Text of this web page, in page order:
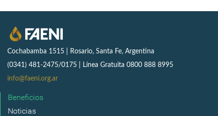
Cochabamba 1515 | Rosario, Santa Fe, Argentina
(0341) 481-2475/0175 | Línea Gratuita 0800 888 8995
info@faeni.org.ar
Beneficios
Noticias